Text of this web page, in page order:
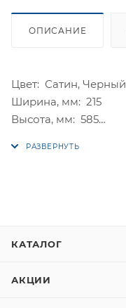
ОПИСАНИЕ
Цвет: Сатин, Черный
Ширина, мм: 215
Высота, мм: 585
КАТАЛОГ
АКЦИИ